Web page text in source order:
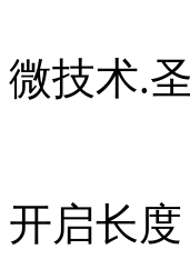
微技术.
开启长